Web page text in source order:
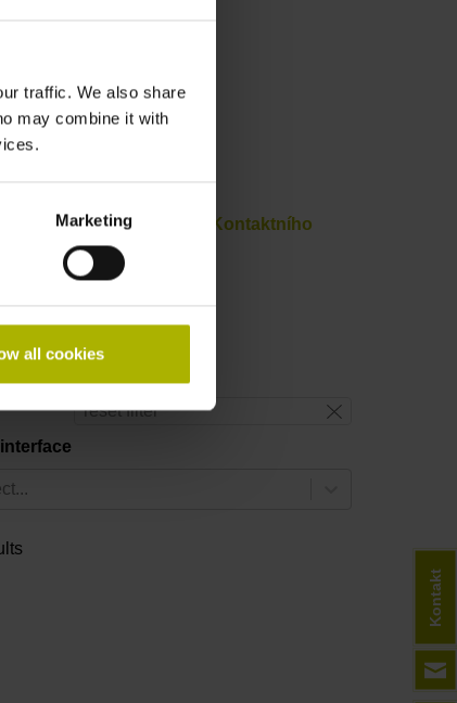
traffic. We also share
may combine it with
Marketing
all cookies
prostřednictvím našeho
Kontaktního
reset filter
Kontakt